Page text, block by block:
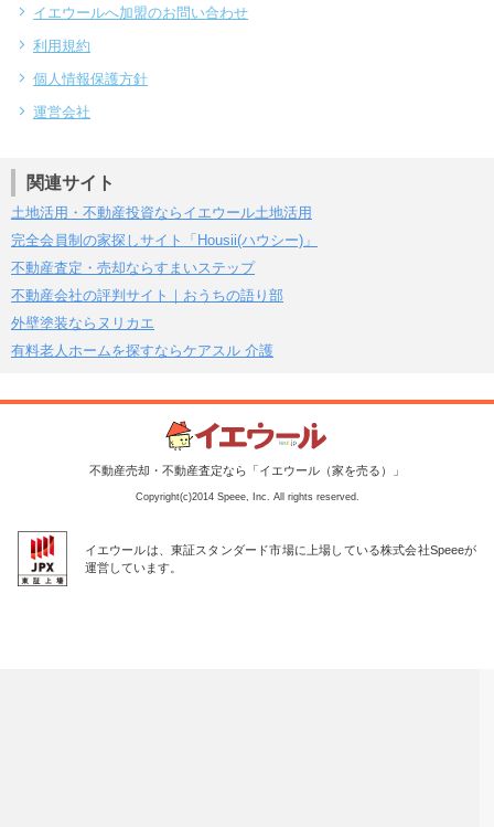
イエウールへ加盟のお問い合わせ
利用規約
個人情報保護方針
運営会社
関連サイト
土地活用・不動産投資ならイエウール土地活用
完全会員制の家探しサイト「Housii(ハウシー)」
不動産査定・売却ならすまいステップ
不動産会社の評判サイト｜おうちの語り部
外壁塗装ならヌリカエ
有料老人ホームを探すならケアスル 介護
不動産売却・不動産査定なら「イエウール（家を売る）」
Copyright(c)2014 Speee, Inc. All rights reserved.
イエウールは、東証スタンダード市場に上場している株式会社Speeeが
運営しています。